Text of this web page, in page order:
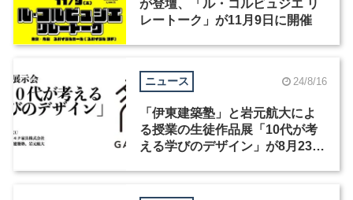
が登壇、「ル・コルビュジエ リ
レートーク」が11月9日に開催
ニュース 24/8/16
「伊東建築塾」と岩元航大によ
る授業の生徒作品展「10代が考
える学びのデザイン」が8月23日